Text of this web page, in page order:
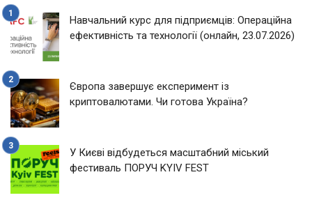
Навчальний курс для підприємців: Операційна
ефективність та технології (онлайн, 23.07.2026)
Європа завершує експеримент із
криптовалютами. Чи готова Україна?
У Києві відбудеться масштабний міський
фестиваль ПОРУЧ KYIV FEST